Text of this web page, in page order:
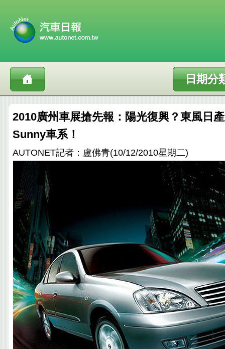
日期分
2010廣州車展搶先報：陽光復興？東風日
Sunny車系！
AUTONET記者：盧佛青(10/12/2010星期二)